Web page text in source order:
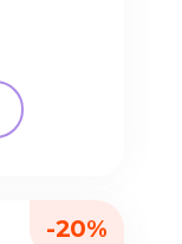
-20%